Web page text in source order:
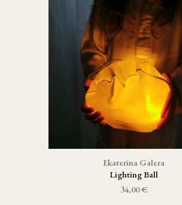
Ekaterina Galera
Lighting Ball
34,00 €